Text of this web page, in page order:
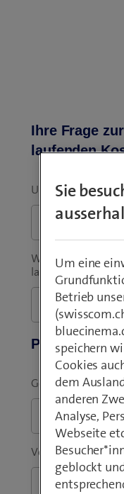
Ihre Frage
laufenden
Um welche
Worin besteht Ihre
laufenden Kosten?*
Persönliche
Geschäftliche E-
Vorwahl*
Sie
Um eine
Betrieb
speichern
Cookies
dem
anderen
Analyse,
Webseite
geblockt